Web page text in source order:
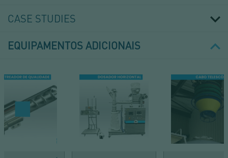
CASE STUDIES
EQUIPAMENTOS ADICIONAIS